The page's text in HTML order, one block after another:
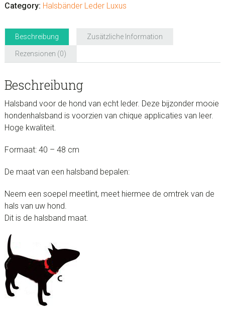
Collar
cm
Menge
Category: Halsbänder Leder Luxus
Beschreibung Zusätzliche Information
Rezensionen (0)
Beschreibung
Halsband voor de hond van echt leder. Deze bijzonder mooie
hondenhalsband is voorzien van chique applicaties van leer.
Hoge kwaliteit.
Formaat: 40 – 48 cm
De maat van een halsband bepalen:
Neem een soepel meetlint, meet hiermee de omtrek van de
hals van uw hond.
Dit is de halsband maat.